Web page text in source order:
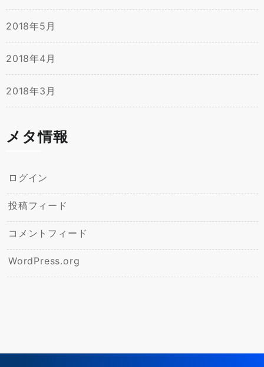
2018年5月
2018年4月
2018年3月
メタ情報
ログイン
投稿フィード
コメントフィード
WordPress.org